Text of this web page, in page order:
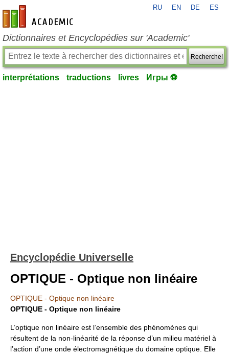
fr-academic.com
RU EN DE ES
Dictionnaires et Encyclopédies sur 'Academic'
Recherche!
interprétations traductions livres Игры ⚽
Encyclopédie Universelle
OPTIQUE - Optique non linéaire
OPTIQUE - Optique non linéaire
OPTIQUE - Optique non linéaire
L’optique non linéaire est l’ensemble des phénomènes qui
résultent de la non-linéarité de la réponse d’un milieu matériel à
l’action d’une onde électromagnétique du domaine optique. Elle